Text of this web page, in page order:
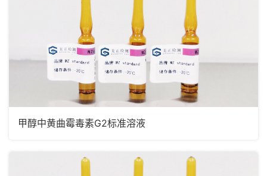
甲醇中黄曲霉毒素G2标准溶液